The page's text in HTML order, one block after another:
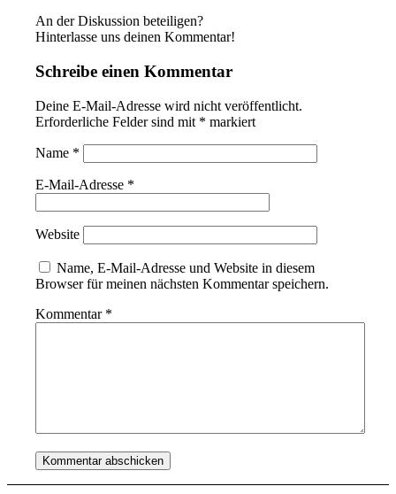
An der Diskussion beteiligen?
Hinterlasse uns deinen Kommentar!
Schreibe einen Kommentar
Deine E-Mail-Adresse wird nicht veröffentlicht.
Erforderliche Felder sind mit * markiert
Name *
E-Mail-Adresse *
Website
Name, E-Mail-Adresse und Website in diesem
Browser für meinen nächsten Kommentar speichern.
Kommentar *